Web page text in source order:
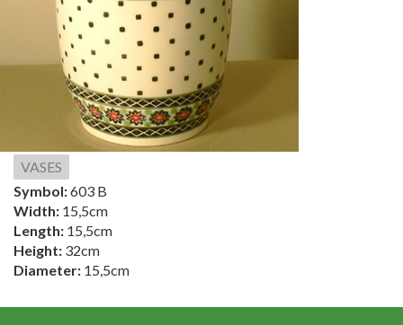
VASES
Symbol:603 B
Width: 15,5cm
Length: 15,5cm
Height: 32cm
Diameter: 15,5cm